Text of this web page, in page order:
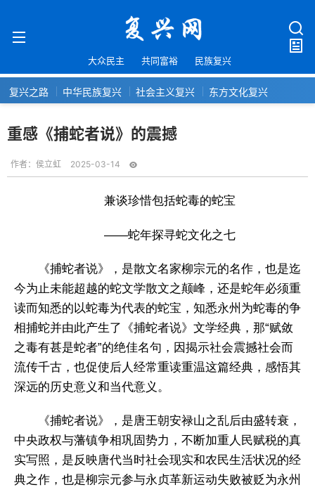
大众民主 共同富裕 民族复兴
复兴之路 中华民族复兴 社会主义复兴 东方文化复兴
重感《捕蛇者说》的震撼
作者： 侯立虹 2025-03-14
兼谈珍惜包括蛇毒的蛇宝
——蛇年探寻蛇文化之七
《捕蛇者说》，是散文名家柳宗元的名作，也是迄
今为止未能超越的蛇文学散文之颠峰，还是蛇年必须重
读而知悉的以蛇毒为代表的蛇宝，知悉永州为蛇毒的争
相捕蛇并由此产生了《捕蛇者说》文学经典，那“赋敛
之毒有甚是蛇者”的绝佳名句，因揭示社会震撼社会而
流传千古，也促使后人经常重读重温这篇经典，感悟其
深远的历史意义和当代意义。
《捕蛇者说》，是唐王朝安禄山之乱后由盛转衰，
中央政权与藩镇争相巩固势力，不断加重人民赋税的真
实写照，是反映唐代当时社会现实和农民生活状况的经
典之作，也是柳宗元参与永贞革新运动失败被贬为永州